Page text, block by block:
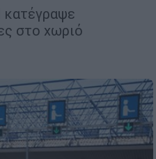
κατέγραψε
στο χωριό